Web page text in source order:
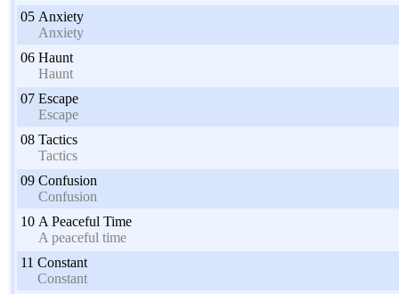
05 Anxiety
Anxiety
06 Haunt
Haunt
07 Escape
Escape
08 Tactics
Tactics
09 Confusion
Confusion
10 A Peaceful Time
A peaceful time
11 Constant
Constant